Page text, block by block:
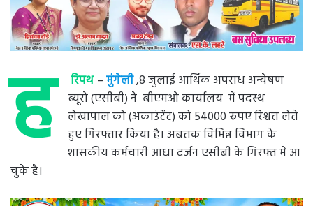
ह रिपथ –मुंगेली,8 जुलाई आर्थिक अपराध अन्वेषण
ब्यूरो (एसीबी) ने बीएमओ कार्यालय में पदस्थ
लेखापाल को (अकाउंटेंट) को 54000 रुपए रिश्वत लेते
हुए गिरफ्तार किया है। अबतक विभिन्न विभाग के
शासकीय कर्मचारी आधा दर्जन एसीबी के गिरफ्त में आ
चुके है।